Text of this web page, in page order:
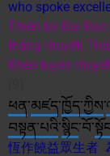
who spoke
Thiện tai Đại Đạo
thằng thuyết|
Khéo tuyên
ཕན་མཛད་ཁྱོད་ཀྱིས་
བསྟན་པའི་སྙིང་བོ་
恆作饒益眾生者